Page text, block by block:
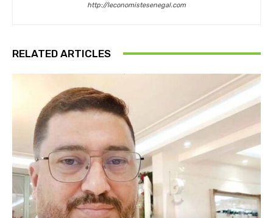
http://leconomistesenegal.com
RELATED ARTICLES